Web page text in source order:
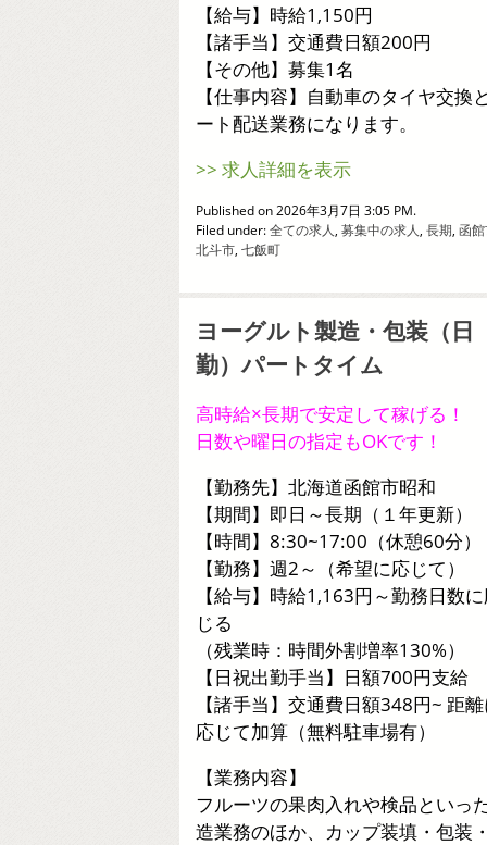
【給与】時給1,150円
【諸手当】交通費日額200円
【その他】募集1名
【仕事内容】自動車のタイヤ交換
ート配送業務になります。
>> 求人詳細を表示
Published on 2026年3月7日 3:05 PM.
Filed under:全ての求人, 募集中の求人, 長期, 函
北斗市, 七飯町
ヨーグルト製造・包装（日
勤）パートタイム
高時給×長期で安定して稼げる！
日数や曜日の指定もOKです！
【勤務先】北海道函館市昭和
【期間】即日～長期（１年更新）
【時間】8:30~17:00（休憩60分）
【勤務】週2～（希望に応じて）
【給与】時給1,163円～勤務日数
じる
（残業時：時間外割増率130%）
【日祝出勤手当】日額700円支給
【諸手当】交通費日額348円~ 距
応じて加算（無料駐車場有）
【業務内容】
フルーツの果肉入れや検品といっ
造業務のほか、カップ装填・包装